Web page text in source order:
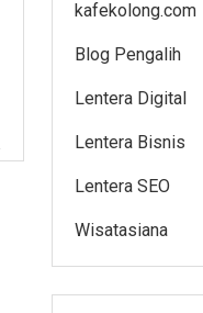
kafekolong.com
Blog Pengalih
Lentera Digital
Lentera Bisnis
Lentera SEO
Wisatasiana